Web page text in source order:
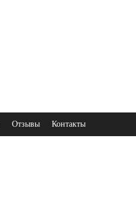
Отзывы Контакты